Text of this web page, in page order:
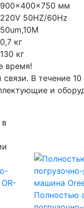
900x400x750 мм
220V 50HZ/60Hz
50um,10M
0,7 кг
130 кг
время!
В течение
и
в
Полностью